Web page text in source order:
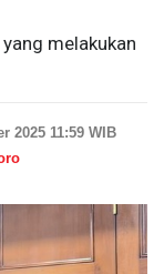
melakukan
2025 11:59 WIB